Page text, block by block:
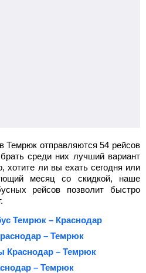
Темрюк отправляются 54 рейсов
среди них лучший вариант
хотите ли вы ехать сегодня или
месяц со скидкой, наше
рейсов позволит быстро
Темрюк – Краснодар
– Темрюк
Краснодар – Темрюк
– Темрюк